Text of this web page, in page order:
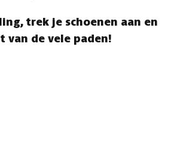
trek je schoenen aan en
van de vele paden!